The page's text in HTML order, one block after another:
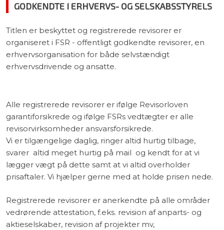
GODKENDTE I ERHVERVS- OG SELSKABSSTYRELS
Titlen er beskyttet og registrerede revisorer er
organiseret i FSR - offentligt godkendte revisorer, en
erhvervsorganisation for både selvstændigt
erhvervsdrivende og ansatte.​
​Alle registrerede revisorer er ifølge Revisorloven
garantiforsikrede og ifølge FSRs vedtægter er alle
revisorvirksomheder ansvarsforsikrede.​
Vi er tilgængelige daglig, ringer altid hurtig tilbage,
svarer altid meget hurtig på mail og kendt for at vi
lægger vægt på dette samt at vi altid overholder
prisaftaler. Vi hjælper gerne med at holde prisen nede.
Registrerede revisorer er anerkendte på alle områder
vedrørende attestation, f.eks. revision af anparts- og
aktieselskaber, revision af projekter mv,